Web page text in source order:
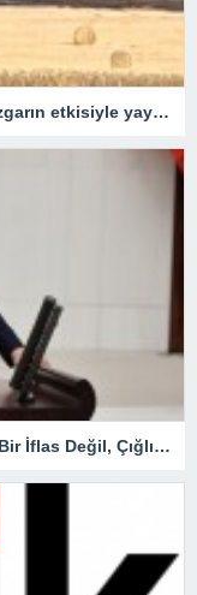
Lüleburgaz’da tarla yangını: Alevler rüzgarın etkisiyle yayıldı
“Her Gün 252 Kepenk Kapanıyor… Bu Bir İflas Değil, Çığlıktır!”